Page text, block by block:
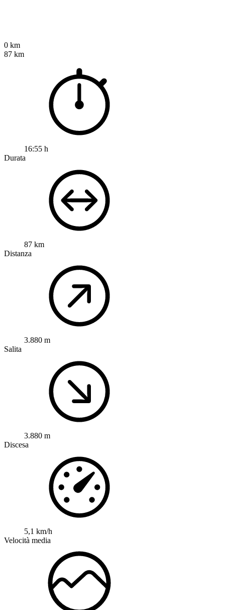
0 km
87 km
16:55 h
Durata
87 km
Distanza
3.880 m
Salita
3.880 m
Discesa
5,1 km/h
Velocità media